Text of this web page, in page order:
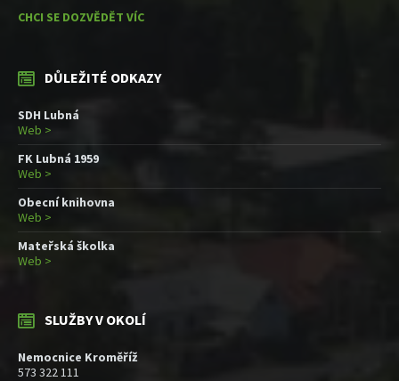
CHCI SE DOZVĚDĚT VÍC
DŮLEŽITÉ ODKAZY
SDH Lubná
Web >
FK Lubná 1959
Web >
Obecní knihovna
Web >
Mateřská školka
Web >
SLUŽBY V OKOLÍ
Nemocnice Kroměříž
573 322 111